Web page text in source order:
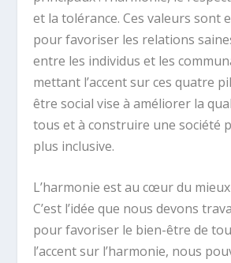
et la tolérance. Ces valeurs sont
pour favoriser les relations
entre les individus et les
mettant l’accent sur ces quatre
être social vise à améliorer la
tous et à construire une société
plus inclusive.
L’harmonie est au cœur du
C’est l’idée que nous devons
pour favoriser le bien-être de
l’accent sur l’harmonie, nous